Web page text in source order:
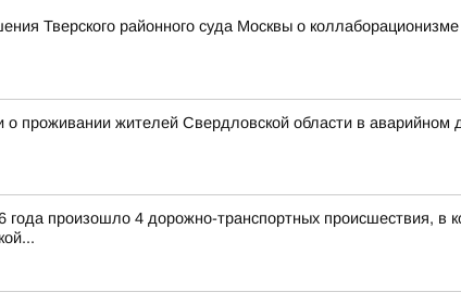
Тверского районного суда Москвы о
проживании жителей Свердловской области в аварийном
года произошло 4 дорожно-транспортных происшествия,